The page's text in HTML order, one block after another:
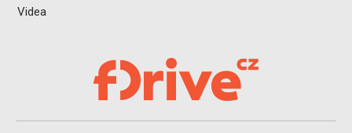
Videa